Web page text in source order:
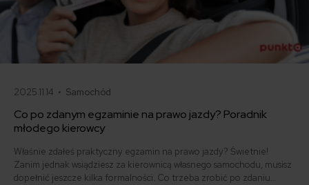
2025.11.14 • Samochód
Co po zdanym egzaminie na prawo jazdy? Poradnik
młodego kierowcy
Właśnie zdałeś praktyczny egzamin na prawo jazdy? Świetnie!
Zanim jednak wsiądziesz za kierownicą własnego samochodu, musisz
dopełnić jeszcze kilka formalności. Co trzeba zrobić po zdaniu